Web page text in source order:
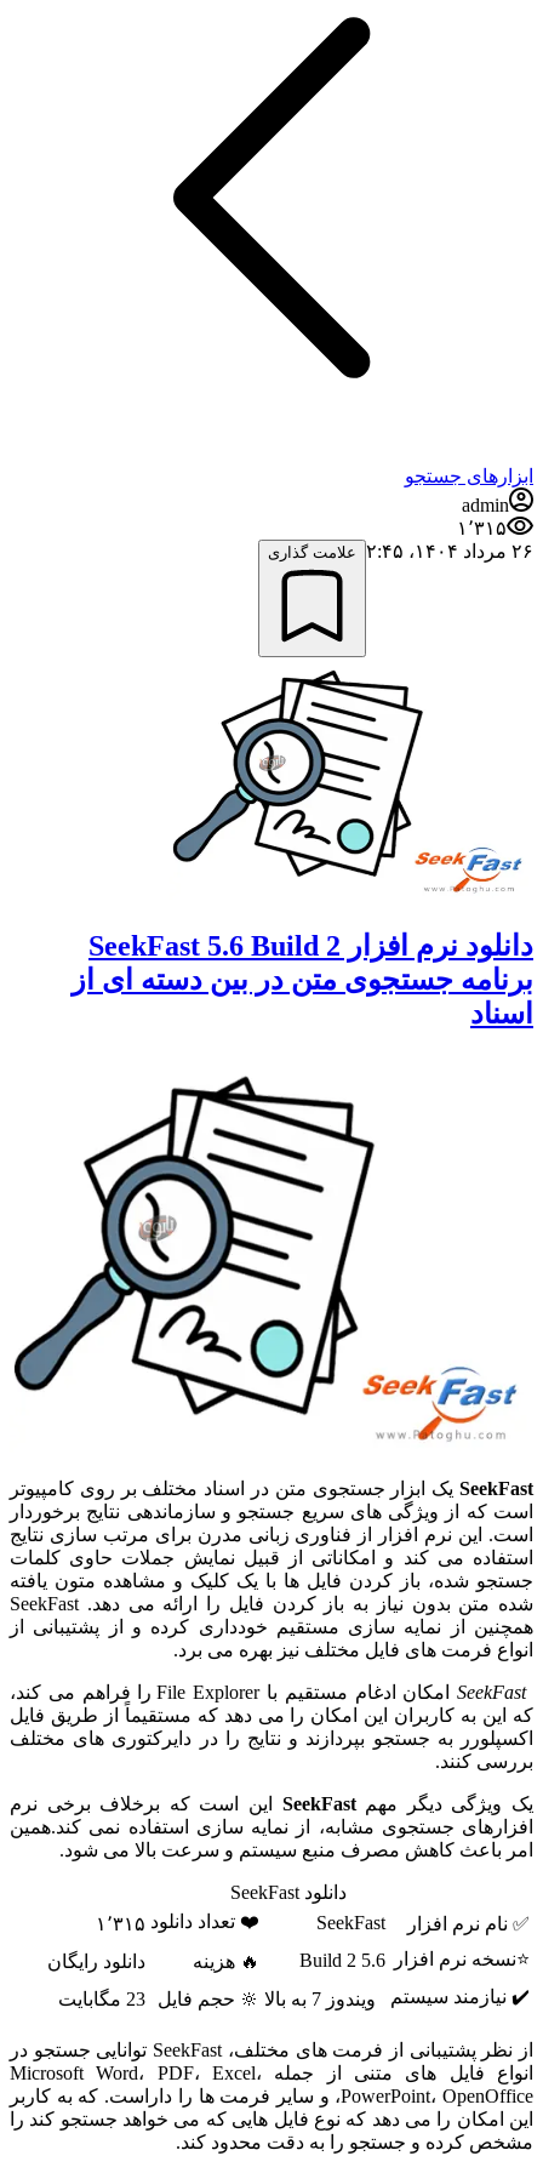
ابزارهای جستجو
admin
۱٬۳۱۵
۲۶ مرداد ۱۴۰۴،‏ ۲:۴۵
علامت گذاری
دانلود نرم افزار SeekFast 5.6 Build 2
برنامه جستجوی متن در بین دسته ای از
اسناد
SeekFast یک ابزار جستجوی متن در اسناد مختلف بر روی کامپیوتر
است که از ویژگی های سریع جستجو و سازماندهی نتایج برخوردار
است. این نرم افزار از فناوری زبانی مدرن برای مرتب سازی نتایج
استفاده می کند و امکاناتی از قبیل نمایش جملات حاوی کلمات
جستجو شده، باز کردن فایل ها با یک کلیک و مشاهده متون یافته
شده متن بدون نیاز به باز کردن فایل را ارائه می دهد. SeekFast
همچنین از نمایه سازی مستقیم خودداری کرده و از پشتیبانی از
انواع فرمت های فایل مختلف نیز بهره می برد.
SeekFast
امکان ادغام مستقیم با File Explorer را فراهم می کند،
که این به کاربران این امکان را می دهد که مستقیماً از طریق فایل
اکسپلورر به جستجو بپردازند و نتایج را در دایرکتوری های مختلف
بررسی کنند.
یک ویژگی دیگر مهمSeekFast این است که برخلاف برخی نرم
افزارهای جستجوی مشابه، از نمایه سازی استفاده نمی کند.همین
امر باعث کاهش مصرف منبع سیستم و سرعت بالا می شود.
دانلود SeekFast
✅ نام نرم افزار
SeekFast ❤️ تعداد دانلود ۱٬۳۱۵
⭐نسخه نرم افزار
5.6 Build 2 🔥 هزینه
دانلود رایگان
✔️ نیازمند سیستم
ویندوز 7 به بالا 🔆 حجم فایل 23 مگابایت
از نظر پشتیبانی از فرمت های مختلف، SeekFast توانایی جستجو در
انواع فایل های متنی از جمله Microsoft Word، PDF، Excel،
PowerPoint، OpenOffice، و سایر فرمت ها را داراست. که به کاربر
این امکان را می دهد که نوع فایل هایی که می خواهد جستجو کند را
مشخص کرده و جستجو را به دقت محدود کند.